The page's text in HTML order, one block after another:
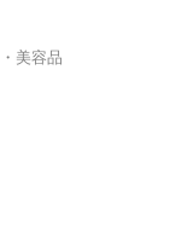
美容品